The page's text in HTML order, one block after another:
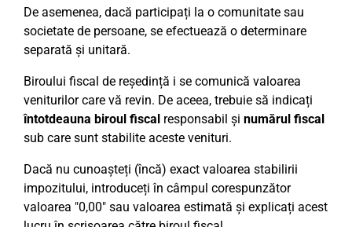
De asemenea, dacă participați la o comunitate sau
societate de persoane, se efectuează o determinare
separată și unitară.
Biroului fiscal de reședință i se comunică valoarea
veniturilor care vă revin. De aceea, trebuie să indicați
întotdeauna biroul fiscal responsabil și numărul fiscal
sub care sunt stabilite aceste venituri.
Dacă nu cunoașteți (încă) exact valoarea stabilirii
impozitului, introduceți în câmpul corespunzător
valoarea "0,00" sau valoarea estimată și explicați acest